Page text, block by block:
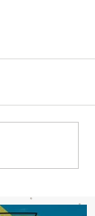
数に
販売の
をお願